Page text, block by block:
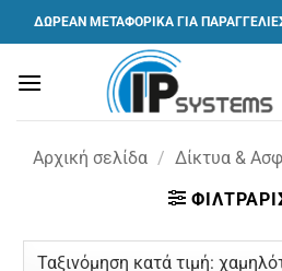
Μετάβαση
στο
ΔΩΡΕΑΝ ΜΕΤΑΦΟΡΙΚΑ ΓΙΑ
Αρχική σελίδα / Δίκτυα &